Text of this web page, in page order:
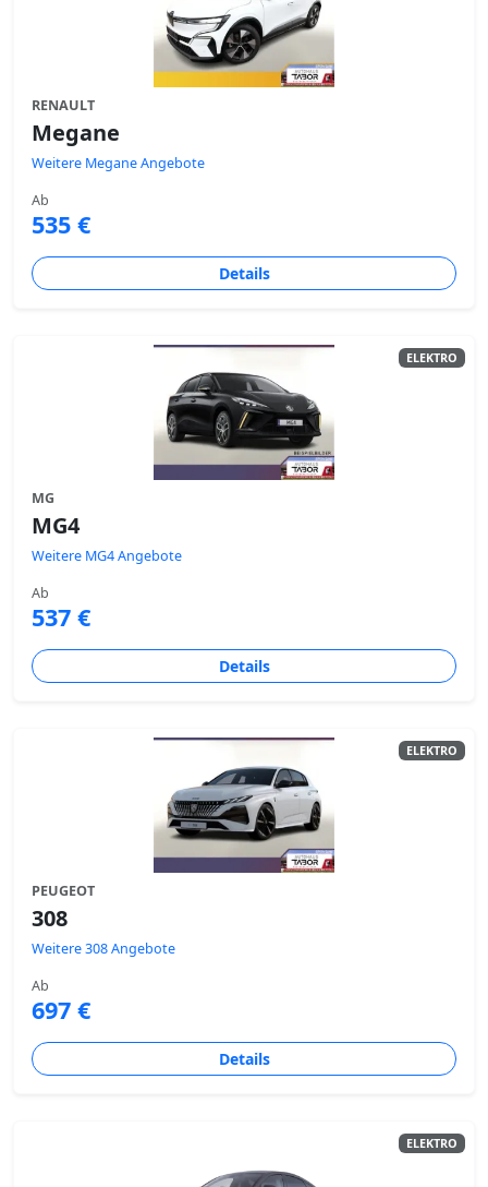
RENAULT
Megane
Weitere Megane Angebote
Ab
535 €
Details
ELEKTRO
MG
MG4
Weitere MG4 Angebote
Ab
537 €
Details
ELEKTRO
PEUGEOT
308
Weitere 308 Angebote
Ab
697 €
Details
ELEKTRO